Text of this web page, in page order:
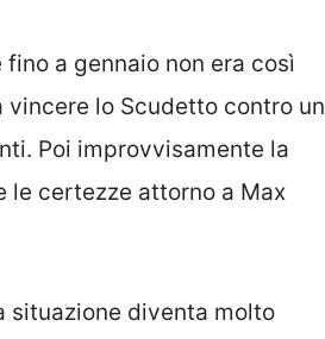
fino a gennaio non era così
lo Scudetto contro un
Poi improvvisamente la
le certezze attorno a Max
situazione diventa molto